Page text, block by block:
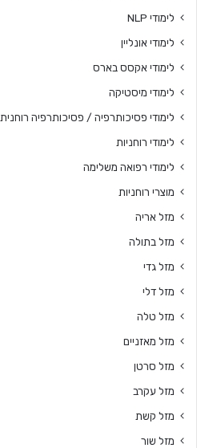
לימודי NLP
לימודי אונליין
לימודי אקסס בארס
לימודי מיסטיקה
לימודי פסיכותרפיה / פסיכותרפיה רוחנית
לימודי רוחניות
לימודי רפואה משלימה
מוצרי רוחניות
מזל אריה
מזל בתולה
מזל גדי
מזל דלי
מזל טלה
מזל מאזניים
מזל סרטן
מזל עקרב
מזל קשת
מזל שור